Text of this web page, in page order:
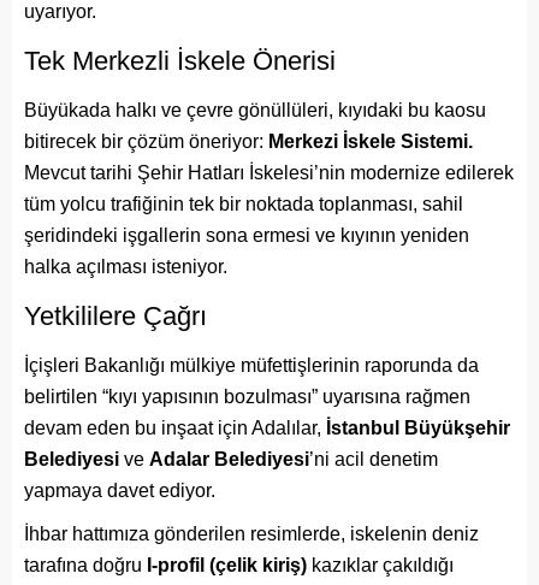
uyarıyor.
Tek Merkezli İskele Önerisi
Büyükada halkı ve çevre gönüllüleri, kıyıdaki bu kaosu
bitirecek bir çözüm öneriyor: Merkezi İskele Sistemi.
Mevcut tarihi Şehir Hatları İskelesi’nin modernize edilerek
tüm yolcu trafiğinin tek bir noktada toplanması, sahil
şeridindeki işgallerin sona ermesi ve kıyının yeniden
halka açılması isteniyor.
Yetkililere Çağrı
İçişleri Bakanlığı mülkiye müfettişlerinin raporunda da
belirtilen “kıyı yapısının bozulması” uyarısına rağmen
devam eden bu inşaat için Adalılar, İstanbul Büyükşehir
Belediyesi ve Adalar Belediyesi’ni acil denetim
yapmaya davet ediyor.
İhbar hattımıza gönderilen resimlerde, iskelenin deniz
tarafına doğru I-profil (çelik kiriş) kazıklar çakıldığı